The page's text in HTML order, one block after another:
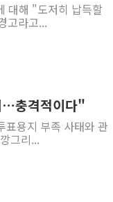
대해 "도저히 납득할
고라고...
…충격적이다"
용지 부족 사태와 관
그리...